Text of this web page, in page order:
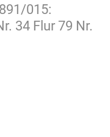
015:
34 Flur 79 Nr.